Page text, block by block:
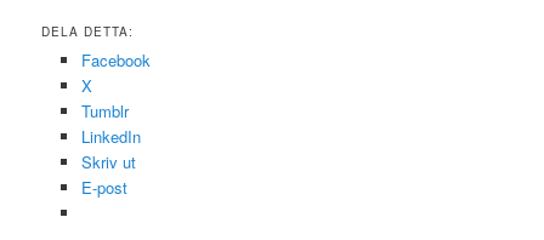
DELA DETTA:
Facebook
X
Tumblr
LinkedIn
Skriv ut
E-post